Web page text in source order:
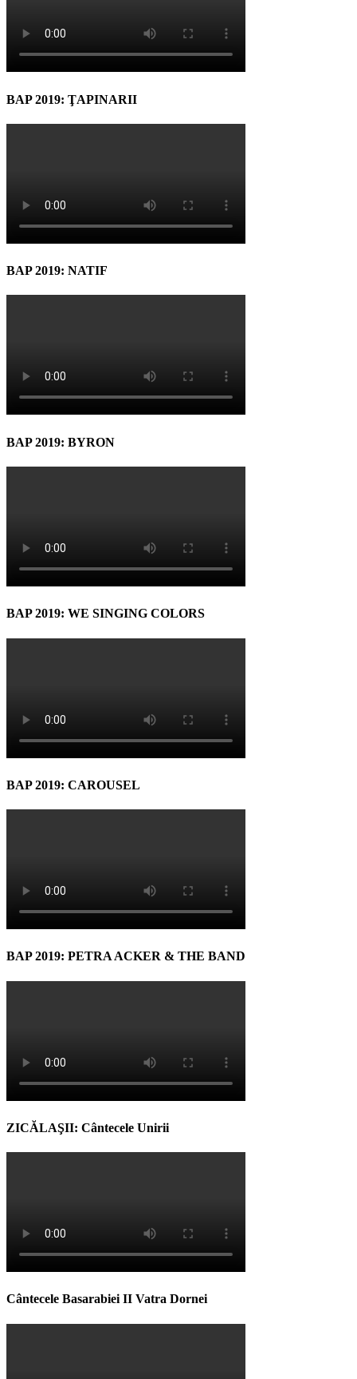
BAP 2019: ŢAPINARII
BAP 2019: NATIF
BAP 2019: BYRON
BAP 2019: WE SINGING COLORS
BAP 2019: CAROUSEL
BAP 2019: PETRA ACKER & THE BAND
ZICĂLAŞII: Cântecele Unirii
Cântecele Basarabiei II Vatra Dornei